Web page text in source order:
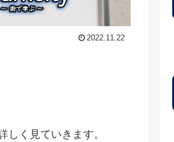
2022.11.22
く見ていきます。